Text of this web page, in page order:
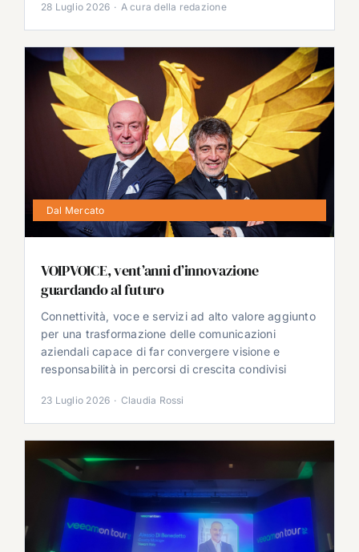
28 Luglio 2026 · A cura della redazione
Dal Mercato
VOIPVOICE, vent’anni d’innovazione
guardando al futuro
Connettività, voce e servizi ad alto valore aggiunto
per una trasformazione delle comunicazioni
aziendali capace di far convergere visione e
responsabilità in percorsi di crescita condivisi
23 Luglio 2026 · Claudia Rossi